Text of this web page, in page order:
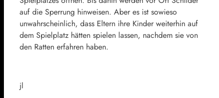
auf die Sperrung hinweisen. Aber es ist sowieso
unwahrscheinlich, dass Eltern ihre Kinder weiterhin auf
dem Spielplatz hätten spielen lassen, nachdem sie von
den Ratten erfahren haben.
jl